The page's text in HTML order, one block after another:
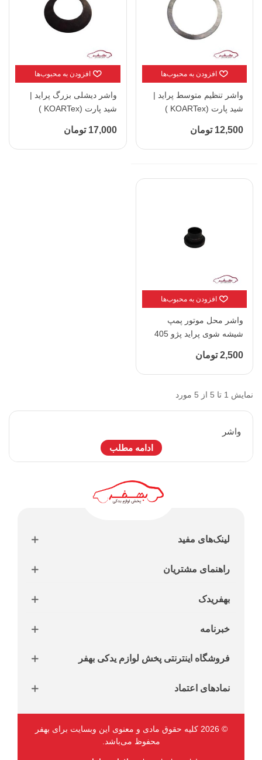
افزودن به محبوب‌ها
واشر تنظیم متوسط پراید |
شید پارت (KOARTex )
12,500 تومان
افزودن به محبوب‌ها
واشر دیشلی بزرگ پراید |
شید پارت (KOARTex )
17,000 تومان
افزودن به محبوب‌ها
واشر محل موتور پمپ
شیشه شوی پراید پژو 405
بدون بسته بندی
2,500 تومان
نمایش 1 تا 5 از 5 مورد
واشر
ادامه مطلب
لینک‌های مفید
راهنمای مشتریان
بهفریدک
خبرنامه
فروشگاه اینترنتی پخش لوازم یدکی بهفر
نمادهای اعتماد
© 2026 کلیه حقوق مادی و معنوی این وبسایت برای بهفر
محفوظ می‌باشد.